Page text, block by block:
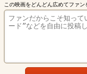
この映画をどんどん広めてファン